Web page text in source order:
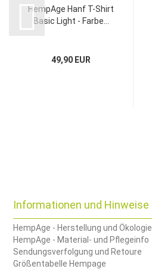
HempAge Hanf T-Shirt
Basic Light - Farbe...
49,90 EUR
Informationen und Hinweise
HempAge - Herstellung und Ökologie
HempAge - Material- und Pflegeinfo
Sendungsverfolgung und Retoure
Größentabelle Hempage